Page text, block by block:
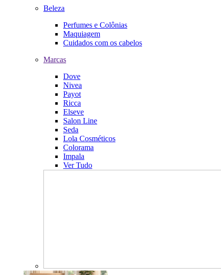
Beleza
Perfumes e Colônias
Maquiagem
Cuidados com os cabelos
Marcas
Dove
Nivea
Payot
Ricca
Elseve
Salon Line
Seda
Lola Cosméticos
Colorama
Impala
Ver Tudo